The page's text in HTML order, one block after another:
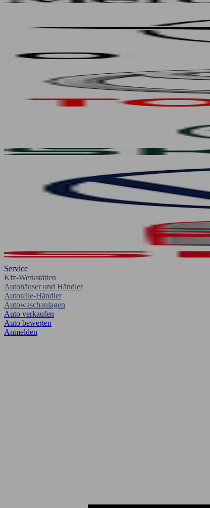
Service
Kfz-Werkstätten
Autohäuser und Händler
Autoteile-Händler
Autowaschanlagen
Auto verkaufen
Auto bewerten
Anmelden